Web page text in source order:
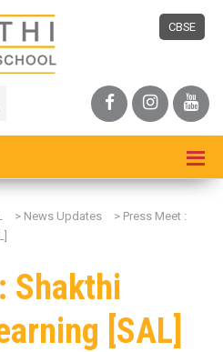
CBSE
> News Updates > Press Meet :
Shakthi
[SAL]